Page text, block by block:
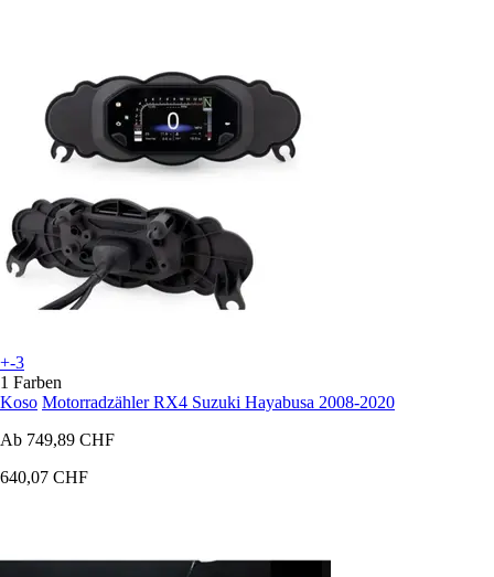
+-3
1 Farben
Koso Motorradzähler RX4 Suzuki Hayabusa 2008-2020
Ab 749,89 CHF
640,07 CHF